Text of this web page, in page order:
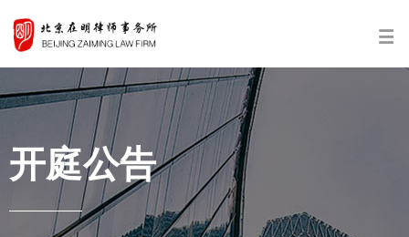
开庭公告